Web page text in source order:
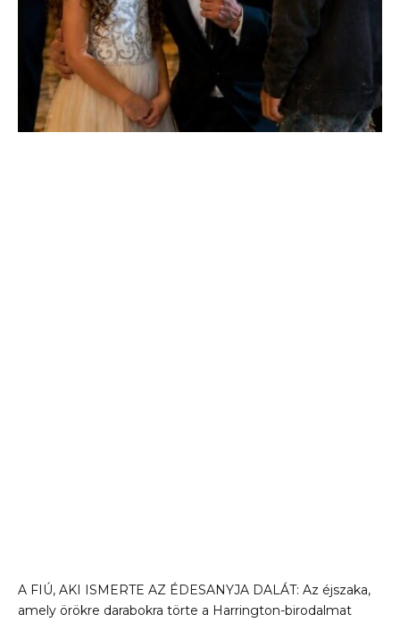
A FIÚ, AKI ISMERTE AZ ÉDESANYJA DALÁT: Az éjszaka,
amely örökre darabokra törte a Harrington-birodalmat